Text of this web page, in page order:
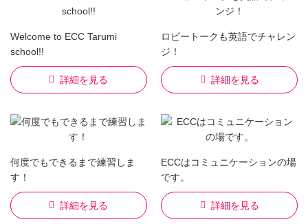
Welcome to ECC Tarumi
school!!
詳細を見る
ロビートークも英語でチャレン
ジ！
詳細を見る
何度でもできるまで練習しま
す！
詳細を見る
ECCはコミュニケーションの場
です。
詳細を見る